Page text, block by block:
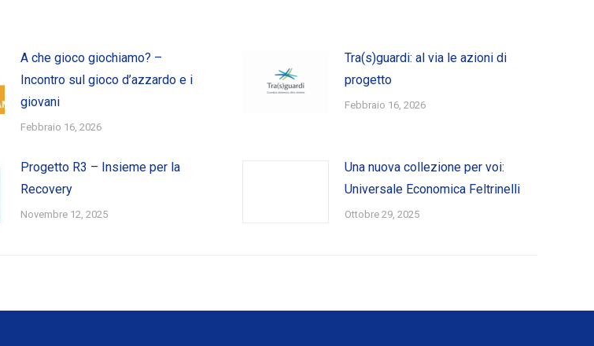
A che gioco giochiamo? –
Incontro sul gioco d’azzardo e i
giovani
Febbraio 16, 2026
Tra(s)guardi: al via le azioni di
progetto
Febbraio 16, 2026
Progetto R3 – Insieme per la
Recovery
Novembre 12, 2025
Una nuova collezione per voi:
Universale Economica Feltrinelli
Ottobre 29, 2025